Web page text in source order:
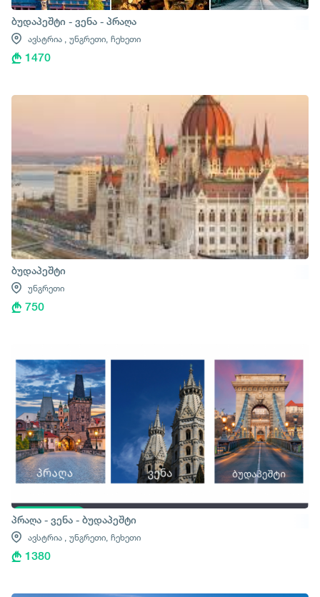
ბუდაპეშტი - ვენა - პრაღა
ავსტრია , უნგრეთი, ჩეხეთი
1470
ბუდაპეშტი
უნგრეთი
750
პრაღა - ვენა - ბუდაპეშტი
ავსტრია , უნგრეთი, ჩეხეთი
1380